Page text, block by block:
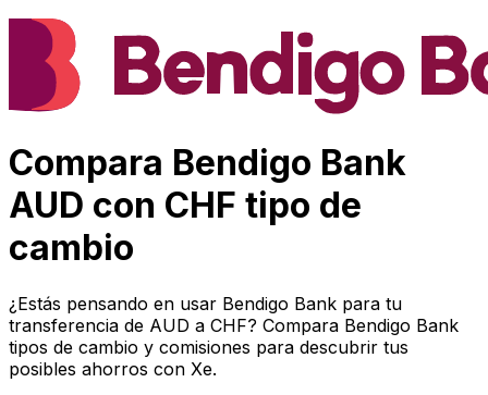
Compara Bendigo Bank
AUD con CHF tipo de
cambio
¿Estás pensando en usar Bendigo Bank para tu
transferencia de AUD a CHF? Compara Bendigo Bank
tipos de cambio y comisiones para descubrir tus
posibles ahorros con Xe.